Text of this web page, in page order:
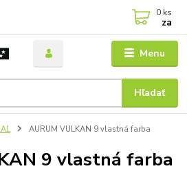
Menu
Hľadať
0 ks
za
AURUM VULKAN 9 vlastná farba
9 vlastná farba